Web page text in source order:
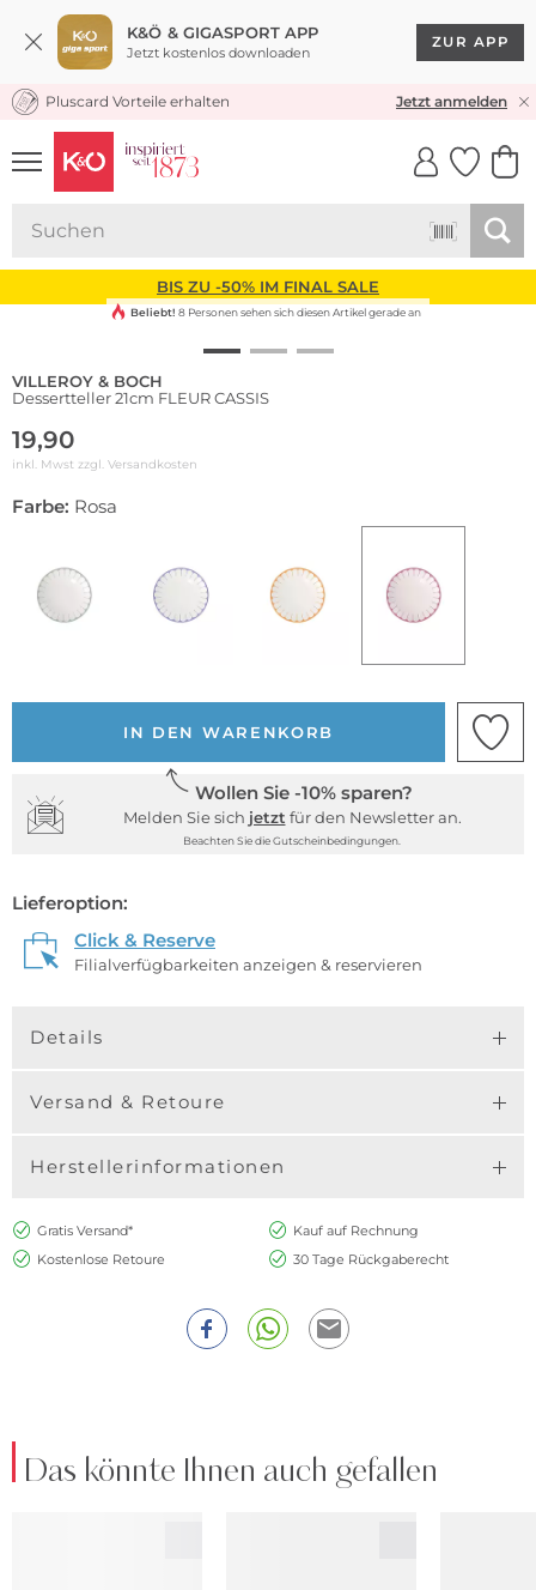
K&Ö & GIGASPORT APP
Jetzt kostenlos downloaden
ZUR APP
KOSTENLOSER VERSAND* & RÜCKVERSAND
Pluscard Vorteile erhalten Jetzt anmelden
UNSERE APP
CLICK &
BIS ZU -50% IM FINAL SALE
Beliebt! 8 Personen sehen sich diesen Artikel gerade an
VILLEROY & BOCH
Dessertteller 21cm FLEUR CASSIS
19,90
inkl. Mwst zzgl. Versandkosten
Farbe: Rosa
IN DEN WARENKORB
Wollen Sie -10% sparen?
Melden Sie sich jetzt für den Newsletter an.
Beachten Sie die Gutscheinbedingungen.
Lieferoption:
Click & Reserve
Filialverfügbarkeiten anzeigen & reservieren
Details
Versand & Retoure
Herstellerinformationen
Gratis Versand*
Kauf auf Rechnung
Kostenlose Retoure
30 Tage Rückgaberecht
Das könnte Ihnen auch gefallen